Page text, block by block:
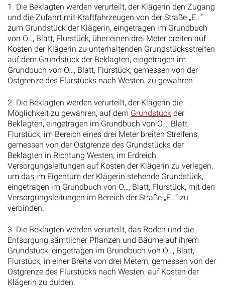
1. Die Beklagten werden verurteilt, der Klägerin den Zugang
und die Zufahrt mit Kraftfahrzeugen von der Straße „E…“
zum Grundstück der Klägerin, eingetragen im Grundbuch
von O…, Blatt, Flurstück, über einen drei Meter breiten auf
Kosten der Klägerin zu unterhaltenden Grundstücksstreifen
auf dem Grundstück der Beklagten, eingetragen im
Grundbuch von O…, Blatt, Flurstück, gemessen von der
Ostgrenze des Flurstücks nach Westen, zu gewähren.
2. Die Beklagten werden verurteilt, der Klägerin die
Möglichkeit zu gewähren, auf dem Grundstück der
Beklagten, eingetragen im Grundbuch von O…, Blatt,
Flurstück, im Bereich eines drei Meter breiten Streifens,
gemessen von der Ostgrenze des Grundstücks der
Beklagten in Richtung Westen, im Erdreich
Versorgungsleitungen auf Kosten der Klägerin zu verlegen,
um das im Eigentum der Klägerin stehende Grundstück,
eingetragen im Grundbuch von O…, Blatt, Flurstück, mit den
Versorgungsleitungen im Bereich der Straße „E…“ zu
verbinden.
3. Die Beklagten werden verurteilt, das Roden und die
Entsorgung sämtlicher Pflanzen und Bäume auf ihrem
Grundstück, eingetragen im Grundbuch von O…, Blatt,
Flurstück, in einer Breite von drei Metern, gemessen von der
Ostgrenze des Flurstücks nach Westen, auf Kosten der
Klägerin zu dulden.